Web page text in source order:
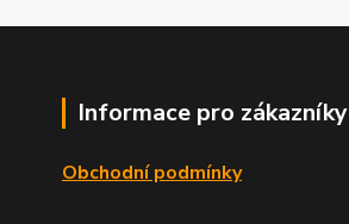
Informace pro zákazníky
Obchodní podmínky